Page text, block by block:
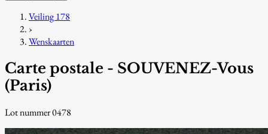
Veiling 178
›
Wenskaarten
Carte postale - SOUVENEZ-Vous
(Paris)
Lot nummer 0478